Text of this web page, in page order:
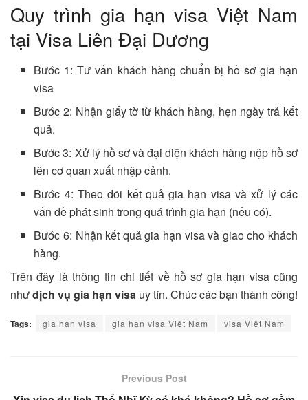
Quy trình gia hạn visa Việt Nam
tại Visa Liên Đại Dương
Bước 1: Tư vấn khách hàng chuẩn bị hồ sơ gia hạn
visa
Bước 2: Nhận giấy tờ từ khách hàng, hẹn ngày trả kết
quả.
Bước 3: Xử lý hồ sơ và đại diện khách hàng nộp hồ sơ
lên cơ quan xuất nhập cảnh.
Bước 4: Theo dõi kết quả gia hạn visa và xử lý các
vấn đề phát sinh trong quá trình gia hạn (nếu có).
Bước 6: Nhận kết quả gia hạn visa và giao cho khách
hàng.
Trên đây là thông tin chi tiết về hồ sơ gia hạn visa cũng
nhưdịch vụ gia hạn visa uy tín. Chúc các bạn thành công!
Tags: gia hạn visa gia hạn visa Việt Nam visa Việt Nam
Previous Post